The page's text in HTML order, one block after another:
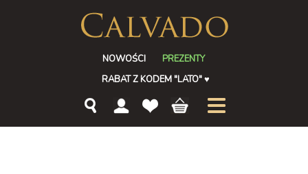
NOWOŚCI
PREZENTY
RABAT Z KODEM "LATO"♥